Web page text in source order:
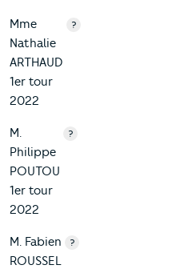
Mme
Nathalie
ARTHAUD
1er tour
2022
?
M.
Philippe
POUTOU
1er tour
2022
?
M. Fabien
ROUSSEL
?